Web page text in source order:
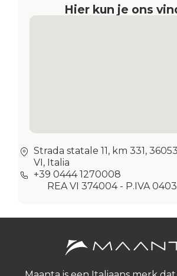
Hier kun je ons
Strada statale 11, km 331,
VI, Italia
+39 0444 1270008
REA VI 374004 - P.IVA